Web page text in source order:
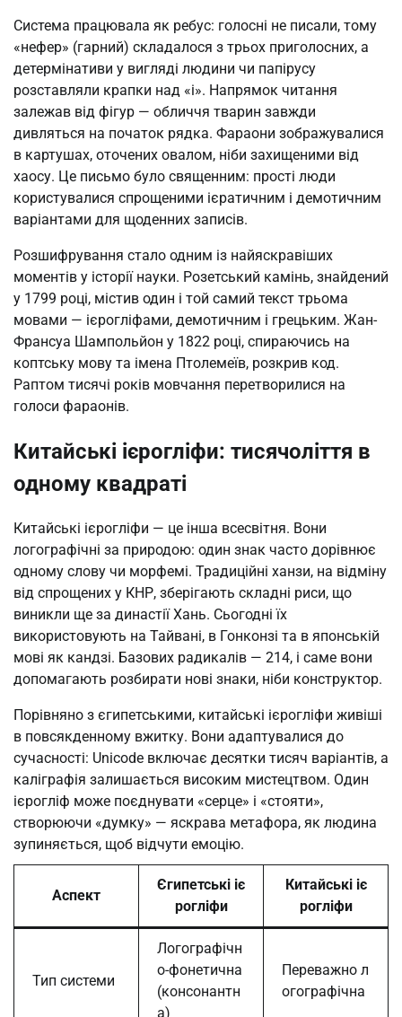
Система працювала як ребус: голосні не писали, тому
«нефер» (гарний) складалося з трьох приголосних, а
детермінативи у вигляді людини чи папірусу
розставляли крапки над «і». Напрямок читання
залежав від фігур — обличчя тварин завжди
дивляться на початок рядка. Фараони зображувалися
в картушах, оточених овалом, ніби захищеними від
хаосу. Це письмо було священним: прості люди
користувалися спрощеними ієратичним і демотичним
варіантами для щоденних записів.
Розшифрування стало одним із найяскравіших
моментів у історії науки. Розетський камінь, знайдений
у 1799 році, містив один і той самий текст трьома
мовами — ієрогліфами, демотичним і грецьким. Жан-
Франсуа Шампольйон у 1822 році, спираючись на
коптську мову та імена Птолемеїв, розкрив код.
Раптом тисячі років мовчання перетворилися на
голоси фараонів.
Китайські ієрогліфи: тисячоліття в
одному квадраті
Китайські ієрогліфи — це інша всесвітня. Вони
логографічні за природою: один знак часто дорівнює
одному слову чи морфемі. Традиційні ханзи, на відміну
від спрощених у КНР, зберігають складні риси, що
виникли ще за династії Хань. Сьогодні їх
використовують на Тайвані, в Гонконзі та в японській
мові як кандзі. Базових радикалів — 214, і саме вони
допомагають розбирати нові знаки, ніби конструктор.
Порівняно з єгипетськими, китайські ієрогліфи живіші
в повсякденному вжитку. Вони адаптувалися до
сучасності: Unicode включає десятки тисяч варіантів, а
каліграфія залишається високим мистецтвом. Один
ієрогліф може поєднувати «серце» і «стояти»,
створюючи «думку» — яскрава метафора, як людина
зупиняється, щоб відчути емоцію.
Аспект
Єгипетські іє
рогліфи
Китайські іє
рогліфи
Тип системи
Логографічн
о-фонетична
(консонантн
а)
Переважно л
огографічна